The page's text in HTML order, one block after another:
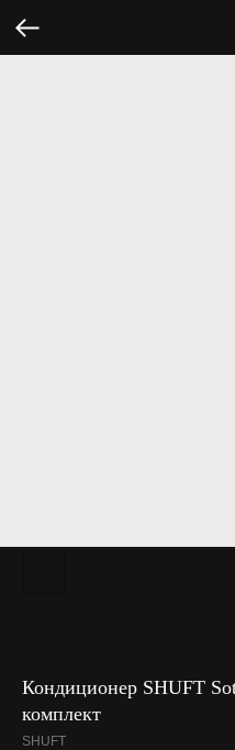
Кондиционер SHUFT
комплект
SHUFT